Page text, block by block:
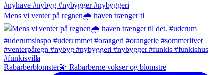
Mens vi venter på regnen🌧️ haven trænger ti
Rabarberblomster💫 Rabarberne vokser og blomstre